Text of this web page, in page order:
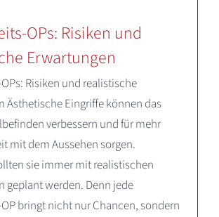
OPs: Risiken und
Erwartungen
Risiken und realistische
Ästhetische Eingriffe können das
verbessern und für mehr
mit dem Aussehen sorgen.
sie immer mit realistischen
geplant werden. Denn jede
bringt nicht nur Chancen, sondern